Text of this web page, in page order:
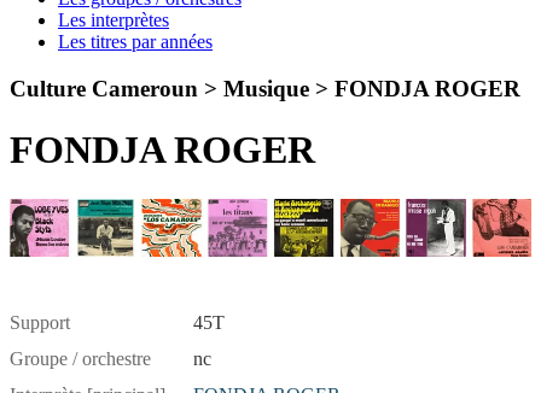
Les interprètes
Les titres par années
Culture Cameroun > Musique > FONDJA ROGER
FONDJA ROGER
Support
45T
Groupe / orchestre
nc